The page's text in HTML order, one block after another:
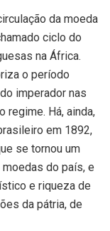
da moeda
ciclo do
na África.
o período
imperador nas
regime. Há, ainda,
em 1892,
se tornou um
do país, e
e riqueza de
da pátria, de